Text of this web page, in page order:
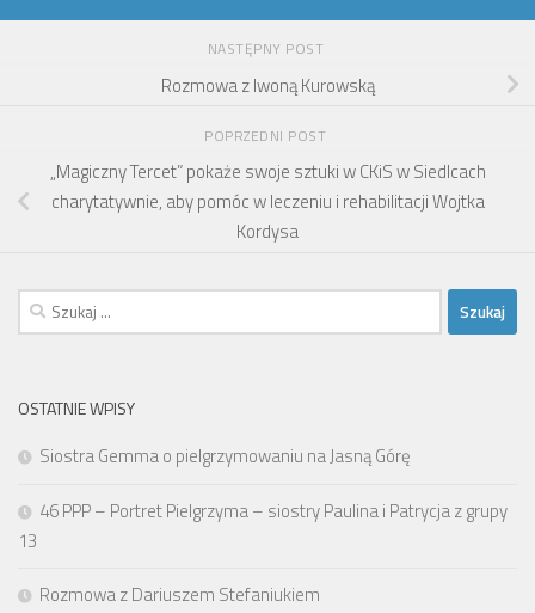
NASTĘPNY POST
Rozmowa z Iwoną Kurowską
POPRZEDNI POST
„Magiczny Tercet” pokaże swoje sztuki w CKiS w Siedlcach
charytatywnie, aby pomóc w leczeniu i rehabilitacji Wojtka
Kordysa
Szukaj:
OSTATNIE WPISY
Siostra Gemma o pielgrzymowaniu na Jasną Górę
46 PPP – Portret Pielgrzyma – siostry Paulina i Patrycja z grupy
13
Rozmowa z Dariuszem Stefaniukiem